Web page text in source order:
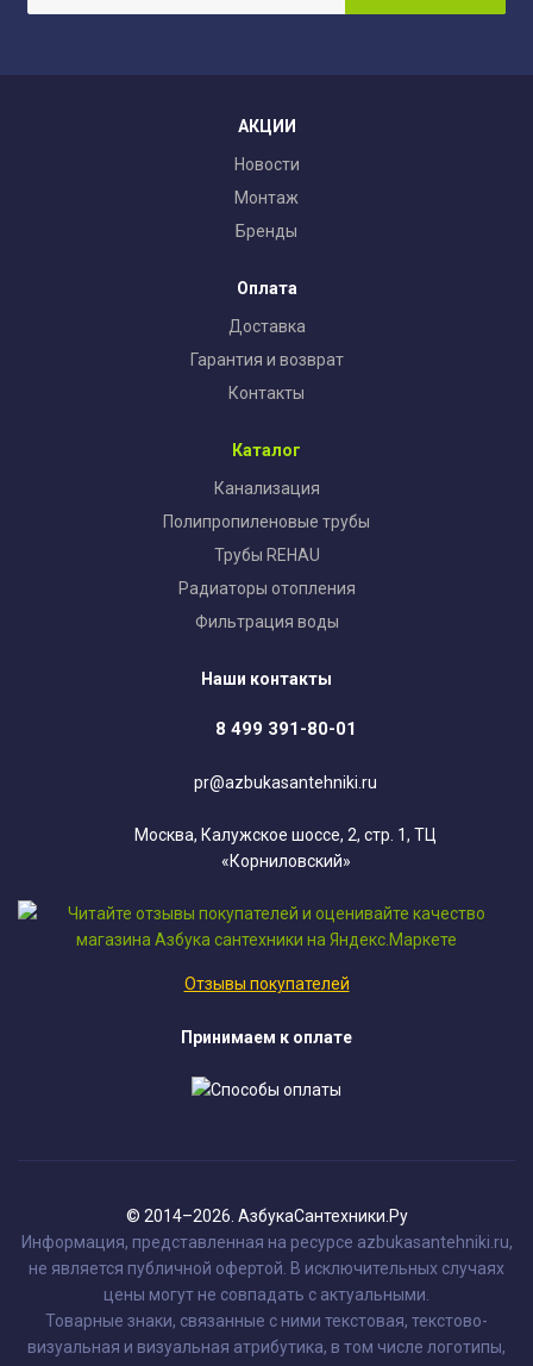
АКЦИИ
Новости
Монтаж
Бренды
Оплата
Доставка
Гарантия и возврат
Контакты
Каталог
Канализация
Полипропиленовые трубы
Трубы REHAU
Радиаторы отопления
Фильтрация воды
Наши контакты
8 499 391-80-01
pr@azbukasantehniki.ru
Москва, Калужское шоссе, 2, стр. 1, ТЦ
«Корниловский»
Отзывы покупателей
Принимаем к оплате
© 2014–2026. АзбукаСантехники.Ру
Информация, представленная на ресурсе azbukasantehniki.ru,
не является публичной офертой. В исключительных случаях
цены могут не совпадать с актуальными.
Товарные знаки, связанные с ними текстовая, текстово-
визуальная и визуальная атрибутика, в том числе логотипы,